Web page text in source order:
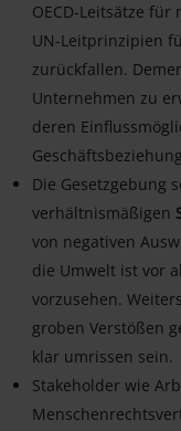
OECD-Leitsätze
UN-Leitprinzipien
zurückfallen.
Unternehmen zu
deren
Die Gesetzgebung
verhältnismäßigen
von negativen
die Umwelt ist vor
vorzusehen.
groben Verstößen
klar umrissen sein.
Stakeholder wie